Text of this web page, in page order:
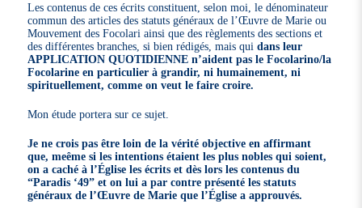
Les contenus de ces écrits constituent, selon moi, le dénominateur
commun des articles des statuts généraux de l’Œuvre de Marie ou
Mouvement des Focolari ainsi que des règlements des sections et
des différentes branches, si bien rédigés, mais quidans leur
APPLICATION QUOTIDIENNE n’aident pas le Focolarino/la
Focolarine en particulier à grandir, ni humainement, ni
spirituellement, comme on veut le faire croire.
Mon étude portera sur ce sujet.
Je ne crois pas être loin de la vérité objective en affirmant
que, meême si les intentions étaient les plus nobles qui soient,
on a caché à l’Église les écrits et dès lors les contenus du
“Paradis ‘49” et on lui a par contre présenté les statuts
généraux de l’Œuvre de Marie que l’Église a approuvés.